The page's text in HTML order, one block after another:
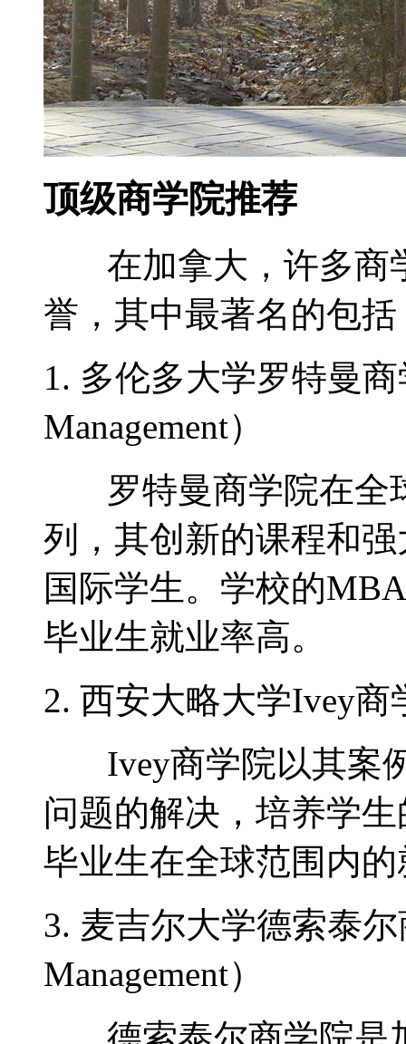
顶级商学院推荐
在加拿大，许多商
誉，其中最著名的包括
1. 多伦多大学罗特曼
Management）
罗特曼商学院在全
列，其创新的课程和
国际学生。学校的
毕业生就业率高。
2. 西安大略大学Ivey商
Ivey商学院以其案
问题的解决，培养学
毕业生在全球范围内
3. 麦吉尔大学德索泰尔
Management）